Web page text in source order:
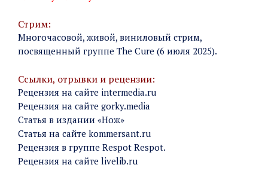
Стрим:
Многочасовой, живой, виниловый стрим,
посвященный группе The Cure (6 июля 2025).
Ссылки, отрывки и рецензии:
Рецензия на сайте intermedia.ru
Рецензия на сайте gorky.media
Статья в издании «Нож»
Статья на сайте kommersant.ru
Рецензия в группе Respot Respot.
Рецензия на сайте livelib.ru